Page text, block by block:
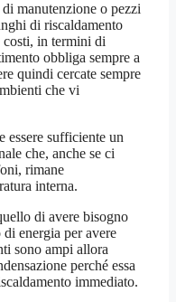
manutenzione o pezzi
di riscaldamento
costi, in termini di
obbliga sempre a
quindi cercate sempre
che vi
essere sufficiente un
che, anche se ci
rimane
interna.
di avere bisogno
energia per avere
sono ampi allora
perché essa
immediato.